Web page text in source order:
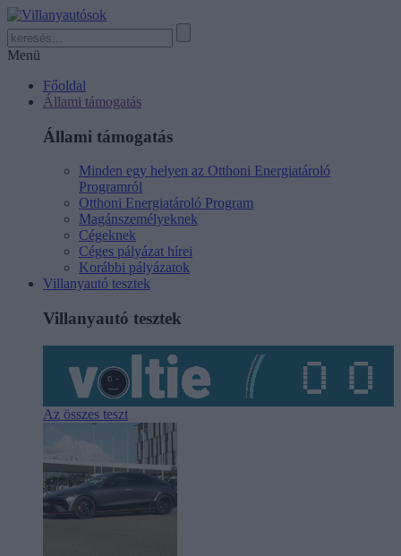
Menü
Főoldal
Állami támogatás
Állami támogatás
Minden egy helyen az Otthoni Energiatároló
Programról
Otthoni Energiatároló Program
Magánszemélyeknek
Cégeknek
Céges pályázat hírei
Korábbi pályázatok
Villanyautó tesztek
Villanyautó tesztek
Az összes teszt